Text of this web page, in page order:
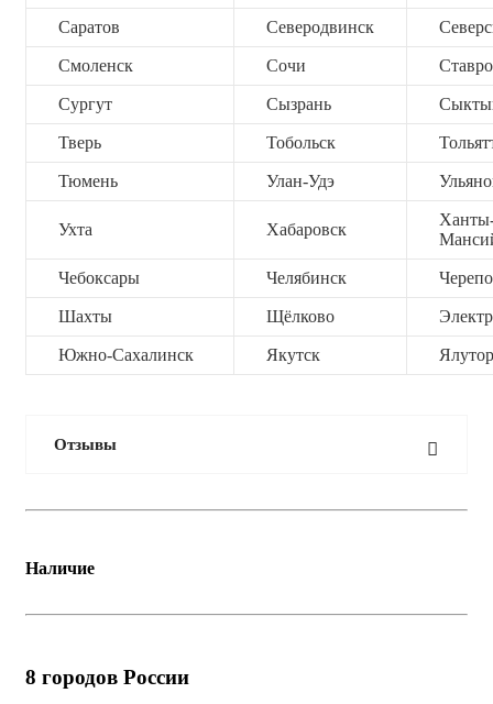
Саратов Северодвинск
Смоленск Сочи
Сургут Сызрань
Тверь Тобольск
Тюмень Улан-Удэ
Ухта Хабаровск
Чебоксары Челябинск
Шахты Щёлково
Южно-Сахалинск Якутск
Отзывы
Наличие
8 городов России